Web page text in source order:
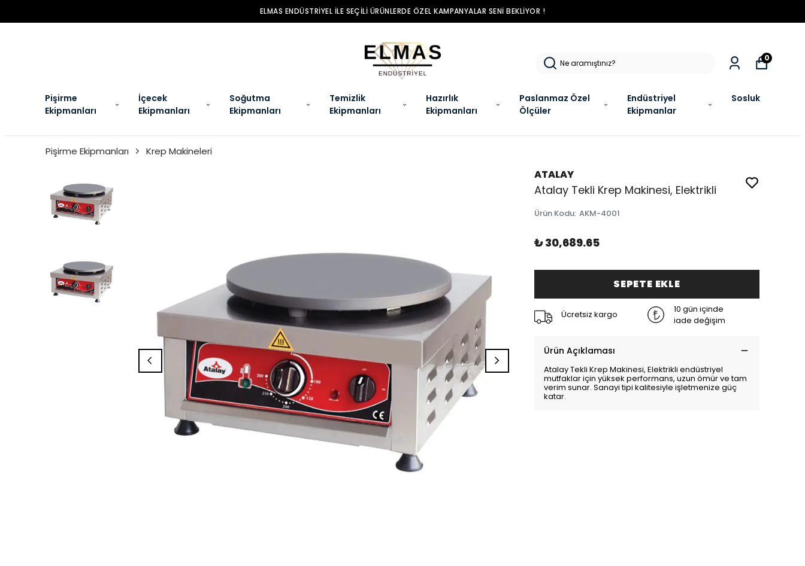
ELMAS ENDÜSTRIYEL ILE SEÇILI ÜRÜNLERDE ÖZEL KAMPANYALAR SENI BEKLIYOR !
Pişirme
Ekipmanları
İçecek
Ekipmanları
Soğutma
Ekipmanları
Temizlik
Ekipmanları
Hazırlık
Ekipmanları
Paslanmaz Özel
Ölçüler
Endüstriyel
Ekipmanlar
Sosluk
0
Pişirme Ekipmanları Krep Makineleri
ATALAY
Atalay Tekli Krep Makinesi, Elektrikli
Ürün Kodu: AKM-4001
₺ 30,689.65
SEPETE EKLE
Ücretsiz kargo
10 gün içinde
iade değişim
Ürün Açıklaması
Atalay Tekli Krep Makinesi, Elektrikli endüstriyel
mutfaklar için yüksek performans, uzun ömür ve tam
verim sunar. Sanayi tipi kalitesiyle işletmenize güç
katar.